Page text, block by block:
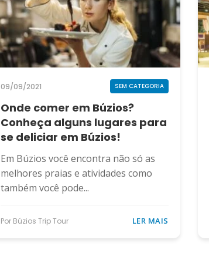
09/09/2021 SEM CATEGORIA
Onde comer em Búzios?
Conheça alguns lugares para
se deliciar em Búzios!
Em Búzios você encontra não só as
melhores praias e atividades como
também você pode...
Por Búzios Trip Tour LER MAIS